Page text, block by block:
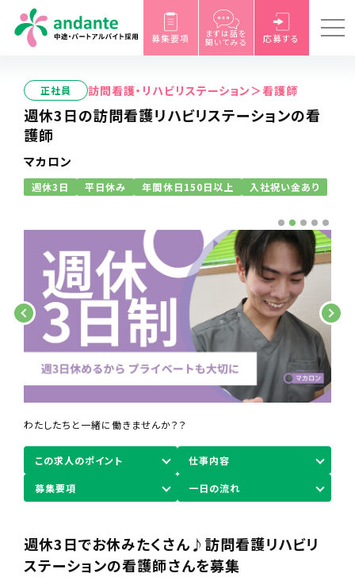
募集要項 まずは話を
聞いてみる 応募する
正社員 訪問看護・リハビリステーション＞看護師
週休3日の訪問看護リハビリステーションの看
護師
マカロン
週休3日 平日休み 年間休日150日以上 入社祝い金あり
わたしたちと一緒に働きませんか？？
この求人のポイント 仕事内容
募集要項 一日の流れ
週休3日でお休みたくさん♪訪問看護リハビリ
ステーションの看護師さんを募集